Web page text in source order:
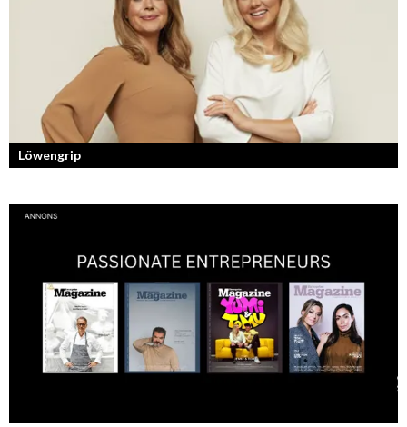
Löwengrip
Från bloggare till influencer och superentreprenör. En resa som fostrat